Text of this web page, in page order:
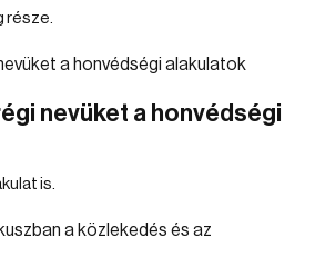
része.
nevüket a honvédségi
is.